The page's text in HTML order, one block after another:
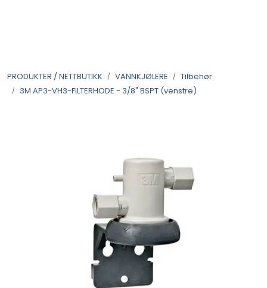
PRODUKTER / NETTBUTIKK VANNKJØLERE
Tilbehør
3M AP3-VH3-FILTERHODE - 3/8" BSPT (venstre)
FILTERHUS
VANNRENSESYSTEM